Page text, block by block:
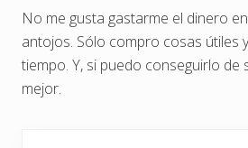
No me gusta gastarme el dinero
antojos. Sólo compro cosas útiles
tiempo. Y, si puedo conseguirlo de
mejor.